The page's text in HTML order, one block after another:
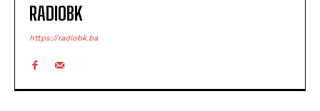
RADIOBK
https://radiobk.ba